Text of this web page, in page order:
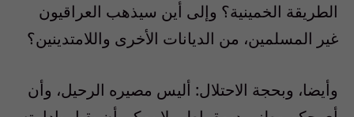
الطريقة الخمينية؟ وإلى أين سيذهب العراقيون
غير المسلمين، من الديانات الأخرى واللامتدينين؟
وأيضا، وبحجة الاحتلال: أليس مصيره الرحيل، وأن